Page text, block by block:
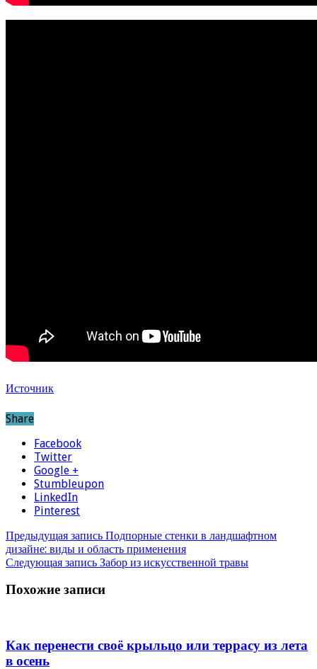
Источник
Share
Facebook
Twitter
Google +
Stumbleupon
LinkedIn
Pinterest
Предыдущая запись Подпорные стенки в ландшафтном
дизайне: виды и область применения
Следующая запись Забор из искусственной травы
Похожие записи
Как перенести своё крыльцо или террасу из лета
в осень